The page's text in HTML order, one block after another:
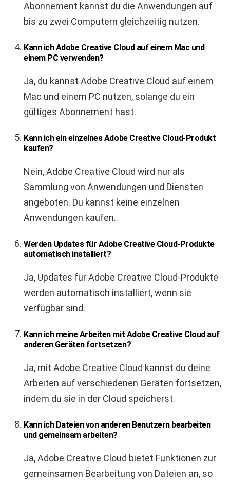
Abonnement kannst du die Anwendungen auf
bis zu zwei Computern gleichzeitig nutzen.
Kann ich Adobe Creative Cloud auf einem Mac und
einem PC verwenden?
Ja, du kannst Adobe Creative Cloud auf einem
Mac und einem PC nutzen, solange du ein
gültiges Abonnement hast.
Kann ich ein einzelnes Adobe Creative Cloud-Produkt
kaufen?
Nein, Adobe Creative Cloud wird nur als
Sammlung von Anwendungen und Diensten
angeboten. Du kannst keine einzelnen
Anwendungen kaufen.
Werden Updates für Adobe Creative Cloud-Produkte
automatisch installiert?
Ja, Updates für Adobe Creative Cloud-Produkte
werden automatisch installiert, wenn sie
verfügbar sind.
Kann ich meine Arbeiten mit Adobe Creative Cloud auf
anderen Geräten fortsetzen?
Ja, mit Adobe Creative Cloud kannst du deine
Arbeiten auf verschiedenen Geräten fortsetzen,
indem du sie in der Cloud speicherst.
Kann ich Dateien von anderen Benutzern bearbeiten
und gemeinsam arbeiten?
Ja, Adobe Creative Cloud bietet Funktionen zur
gemeinsamen Bearbeitung von Dateien an, so